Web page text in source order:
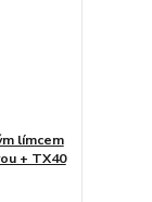
límcem
+ TX40